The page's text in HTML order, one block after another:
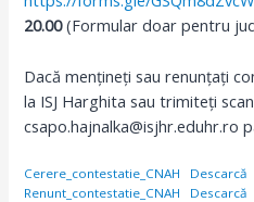
20.00(Formular doar pentru
Dacă mențineți sau renunțați
la ISJ Harghita sau trimiteți
csapo.hajnalka@isjhr.eduhr.ro
Cerere_contestatie_CNAH
Descarcă
Renunt_contestatie_CNAH
Descarcă